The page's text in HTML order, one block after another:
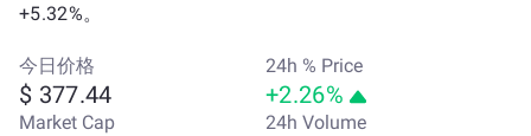
+5.32%。
今日价格
$ 377.44
24h % Price
+2.26%
Market Cap 24h Volume